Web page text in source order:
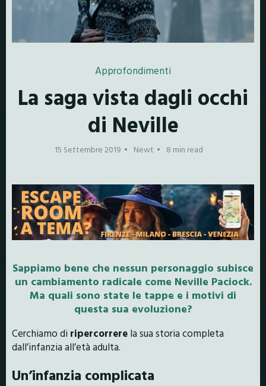
Approfondimenti
La saga vista dagli occhi
di Neville
15 Settembre 2019 Newt 8 min read
Sappiamo bene che nessun personaggio subisce
un cambiamento radicale come Neville Paciock.
Ma quali sono state le tappe e i motivi di
questa sua evoluzione?
Cerchiamo di ripercorrere la sua storia completa
dall’infanzia all’età adulta.
Un’infanzia complicata